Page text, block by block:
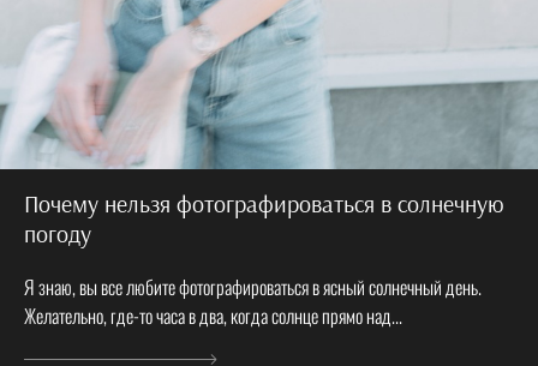
Почему нельзя фотографироваться в солнечную
погоду
Я знаю, вы все любите фотографироваться в ясный солнечный день.
Желательно, где-то часа в два, когда солнце прямо над...